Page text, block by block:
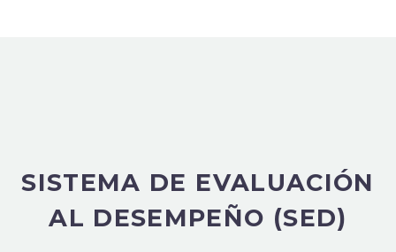
SISTEMA DE EVALUACIÓN
AL DESEMPEÑO (SED)